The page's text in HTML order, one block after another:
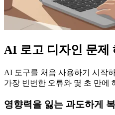
AI 로고 디자인 문제
AI 도구를 처음 사용하기 시작
가장 빈번한 오류와 몇 초 만에
영향력을 잃는 과도하게